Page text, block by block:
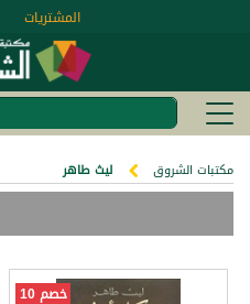
المشتريات
مكتبات الشروق ليث طاهر
خصم 10